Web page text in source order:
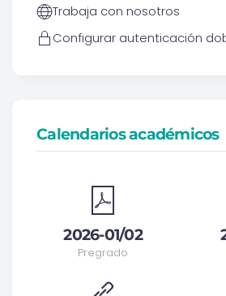
Trabaja con nosotros
Configurar autenticación
Calendarios académicos
2026-01/02
Pregrado